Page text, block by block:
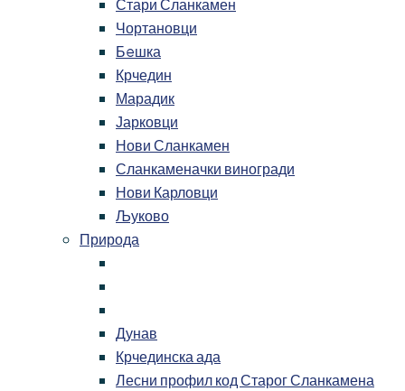
Стари Сланкамен
Чортановци
Бeшка
Крчедин
Марадик
Јарковци
Нови Сланкамен
Сланкаменачки виногради
Нови Карловци
Љуково
Природа
Дунав
Крчединска ада
Лесни профил код Старог Сланкамена